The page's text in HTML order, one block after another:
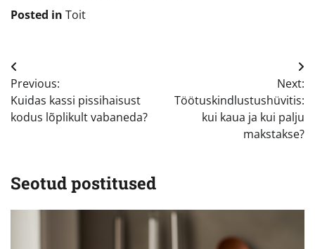
Posted in Toit
Navigeerimine
Previous:
Kuidas kassi pissihaisust
kodus lõplikult vabaneda?
Next:
Töötuskindlustushüvitis:
kui kaua ja kui palju
makstakse?
Seotud postitused